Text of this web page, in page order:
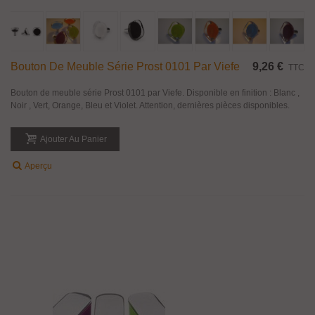
Bouton De Meuble Série Prost 0101 Par Viefe 9,26 € TTC
Bouton de meuble série Prost 0101 par Viefe. Disponible en finition : Blanc ,
Noir , Vert, Orange, Bleu et Violet. Attention, dernières pièces disponibles.
Ajouter Au Panier
Aperçu